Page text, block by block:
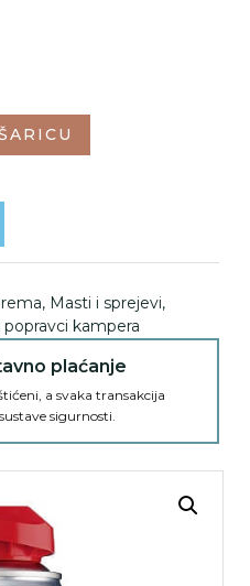
, Masti i sprejevi,
popravci kampera
plaćanje
a svaka transakcija
sigurnosti.